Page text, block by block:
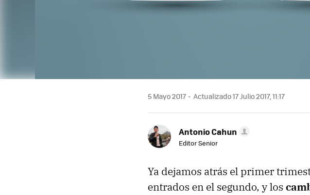
5 Mayo 2017 Actualizado 17 Julio 2017, 11:17
Antonio Cahun
Editor Senior
Ya dejamos atrás el primer
entrados en el segundo, y los